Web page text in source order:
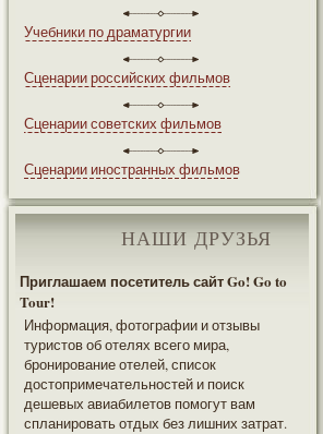
Учебники по драматургии
Сценарии российских фильмов
Сценарии советских фильмов
Сценарии иностранных фильмов
НАШИ ДРУЗЬЯ
Приглашаем посетитель сайт Go! Go to
Tour!
Информация, фотографии и отзывы
туристов об отелях всего мира,
бронирование отелей, список
достопримечательностей и поиск
дешевых авиабилетов помогут вам
спланировать отдых без лишних затрат.